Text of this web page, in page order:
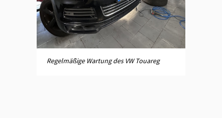
Regelmäßige Wartung des VW Touareg